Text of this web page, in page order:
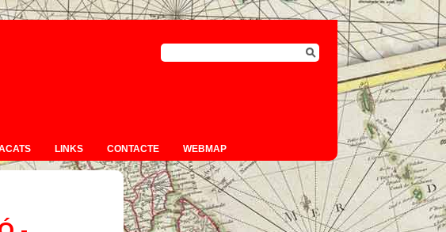
LINKS CONTACTE WEBMAP